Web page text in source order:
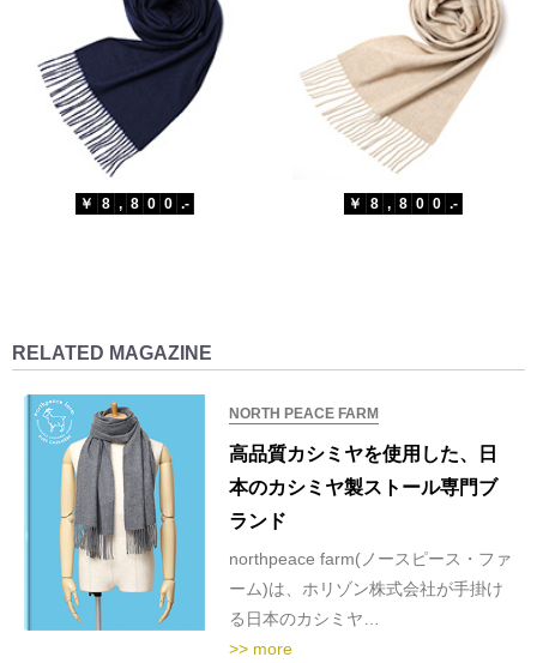
￥ 8 , 8 0 0 .- ￥ 8 , 8 0 0 .-
RELATED MAGAZINE
NORTH PEACE FARM
高品質カシミヤを使用した、日
本のカシミヤ製ストール専門ブ
ランド
northpeace farm(ノースピース・ファ
ーム)は、ホリゾン株式会社が手掛け
る日本のカシミヤ…
>> more